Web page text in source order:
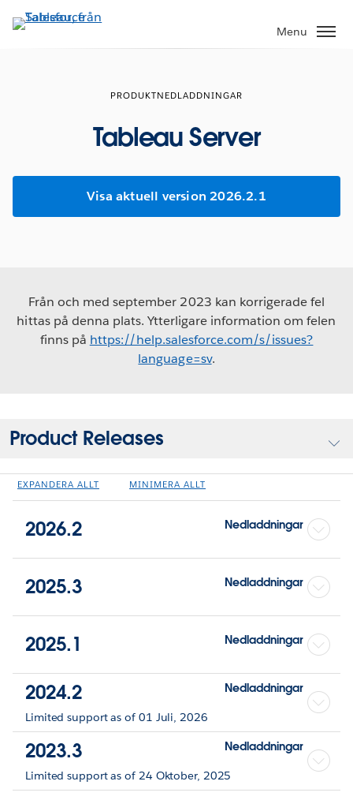
vidare
Menu
PRODUKTNEDLADDNINGAR
Tableau Server
Visa aktuell version 2026.2.1
Från och med september 2023 kan korrigerade fel
hittas på denna plats. Ytterligare information om felen
finns på https://help.salesforce.com/s/issues?
language=sv.
Product Releases
EXPANDERA ALLT MINIMERA ALLT
2026.2 Nedladdningar
2025.3 Nedladdningar
2025.1 Nedladdningar
2024.2 Nedladdningar
Limited support as of 01 Juli, 2026
2023.3 Nedladdningar
Limited support as of 24 Oktober, 2025